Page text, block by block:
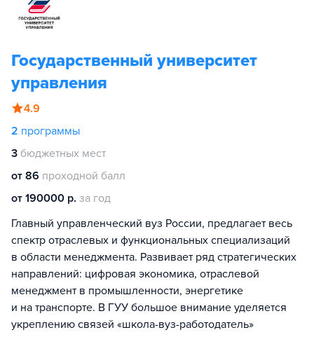
Государственный университет
управления
4.9
2 программы
3 бюджетных мест
от 86 проходной балл
от 190000 р. за год
Главный управленческий вуз России, предлагает весь
спектр отраслевых и функциональных специализаций
в области менеджмента. Развивает ряд стратегических
направлений: цифровая экономика, отраслевой
менеджмент в промышленности, энергетике
и на транспорте. В ГУУ большое внимание уделяется
укреплению связей «школа-вуз-работодатель»